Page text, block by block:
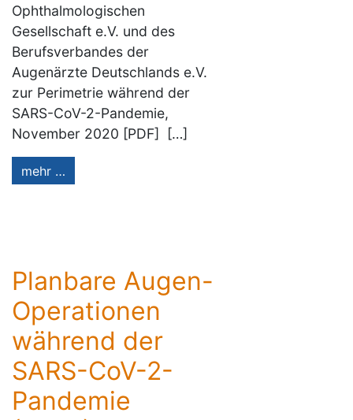
Ophthalmologischen
Gesellschaft e.V. und des
Berufsverbandes der
Augenärzte Deutschlands e.V.
zur Perimetrie während der
SARS-CoV-2-Pandemie,
November 2020 [PDF] […]
mehr …
Planbare Augen-
Operationen
während der
SARS-CoV-2-
Pandemie